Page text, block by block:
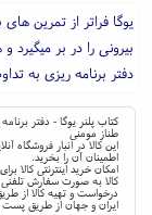
یوگا فراتر از تمرین
بیرونی را در بر
دفتر برنامه ریزی به
کتاب پلنر یوگا - دفتر
طناز مومنی
این کالا در انبار
اطمینان آن را بخرید.
امکان خرید اینترنتی
کالا به صورت سفارش
درخواست و تهیه کالا از
ایران و جهان از طریق